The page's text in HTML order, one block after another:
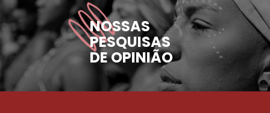
NOSSAS
PESQUISAS
DE OPINIÃO